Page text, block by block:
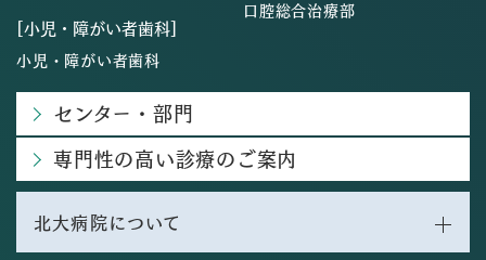
[小児・障がい者歯科]
小児・障がい者歯科
口腔総合治療部
センター・部門
専門性の高い診療のご案内
北大病院について